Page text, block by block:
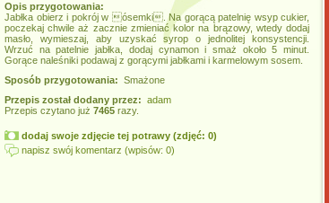
Opis przygotowania:
Jabłka obierz i pokrój w ósemki. Na gorącą patelnię wsyp cukier,
poczekaj chwile aż zacznie zmieniać kolor na brązowy, wtedy dodaj
masło, wymieszaj, aby uzyskać syrop o jednolitej konsystencji.
Wrzuć na patelnie jabłka, dodaj cynamon i smaż około 5 minut.
Gorące naleśniki podawaj z gorącymi jabłkami i karmelowym sosem.
Sposób przygotowania: Smażone
Przepis został dodany przez: adam
Przepis czytano już 7465 razy.
dodaj swoje zdjęcie tej potrawy (zdjęć: 0)
napisz swój komentarz (wpisów: 0)